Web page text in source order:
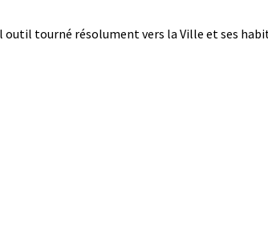
outil tourné résolument vers la Ville et ses